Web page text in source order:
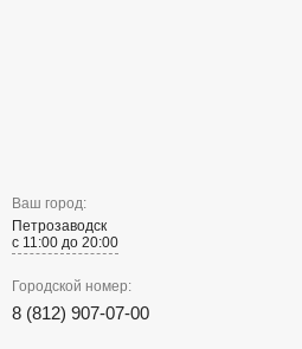
Ваш город:
Петрозаводск
с 11:00 до 20:00
Городской номер:
8 (812) 907-07-00